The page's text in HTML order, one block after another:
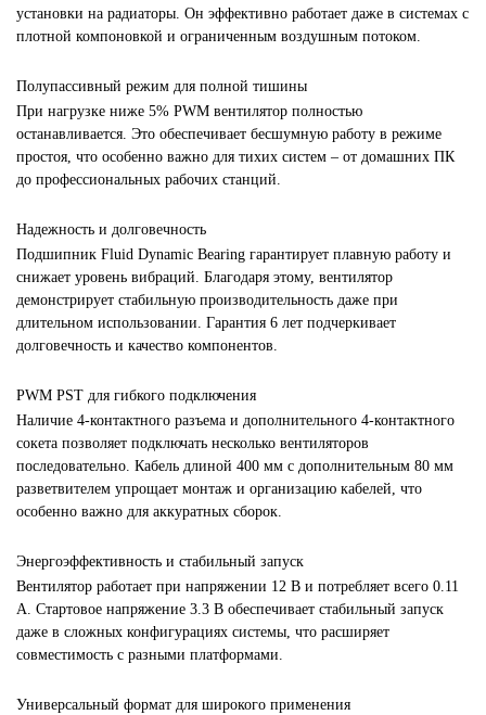
установки на радиаторы. Он эффективно работает даже в системах с
плотной компоновкой и ограниченным воздушным потоком.
Полупассивный режим для полной тишины
При нагрузке ниже 5% PWM вентилятор полностью
останавливается. Это обеспечивает бесшумную работу в режиме
простоя, что особенно важно для тихих систем – от домашних ПК
до профессиональных рабочих станций.
Надежность и долговечность
Подшипник Fluid Dynamic Bearing гарантирует плавную работу и
снижает уровень вибраций. Благодаря этому, вентилятор
демонстрирует стабильную производительность даже при
длительном использовании. Гарантия 6 лет подчеркивает
долговечность и качество компонентов.
PWM PST для гибкого подключения
Наличие 4-контактного разъема и дополнительного 4-контактного
сокета позволяет подключать несколько вентиляторов
последовательно. Кабель длиной 400 мм с дополнительным 80 мм
разветвителем упрощает монтаж и организацию кабелей, что
особенно важно для аккуратных сборок.
Энергоэффективность и стабильный запуск
Вентилятор работает при напряжении 12 В и потребляет всего 0.11
А. Стартовое напряжение 3.3 В обеспечивает стабильный запуск
даже в сложных конфигурациях системы, что расширяет
совместимость с разными платформами.
Универсальный формат для широкого применения